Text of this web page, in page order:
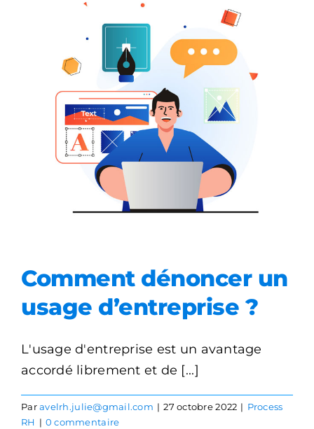
Comment dénoncer un
usage d’entreprise ?
Comment dénoncer un
usage d’entreprise ?
L'usage d'entreprise est un avantage
accordé librement et de [...]
Paravelrh.julie@gmail.com | 27 octobre 2022 | Process
RH | 0 commentaire